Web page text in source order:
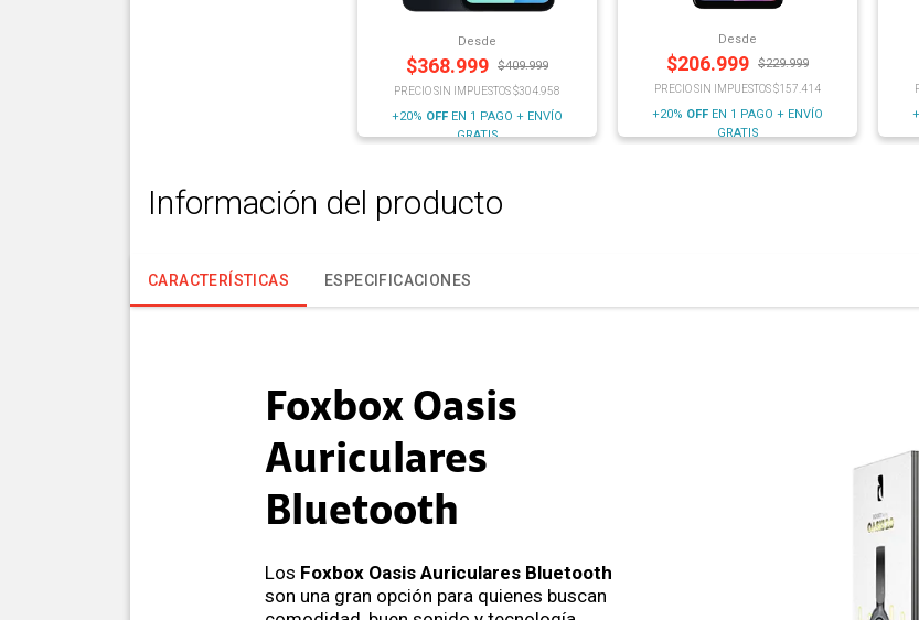
Desde
$368.999 $409.999
PRECIO SIN IMPUESTOS $304.958
+20% OFF EN 1 PAGO + ENVÍO
GRATIS
Desde
$206.999 $229.999
PRECIO SIN IMPUESTOS $157.414
+20% OFF EN 1 PAGO + ENVÍO
GRATIS
Información del producto
CARACTERÍSTICAS ESPECIFICACIONES
Foxbox Oasis
Auriculares
Bluetooth
Los Foxbox Oasis Auriculares Bluetooth
son una gran opción para quienes buscan